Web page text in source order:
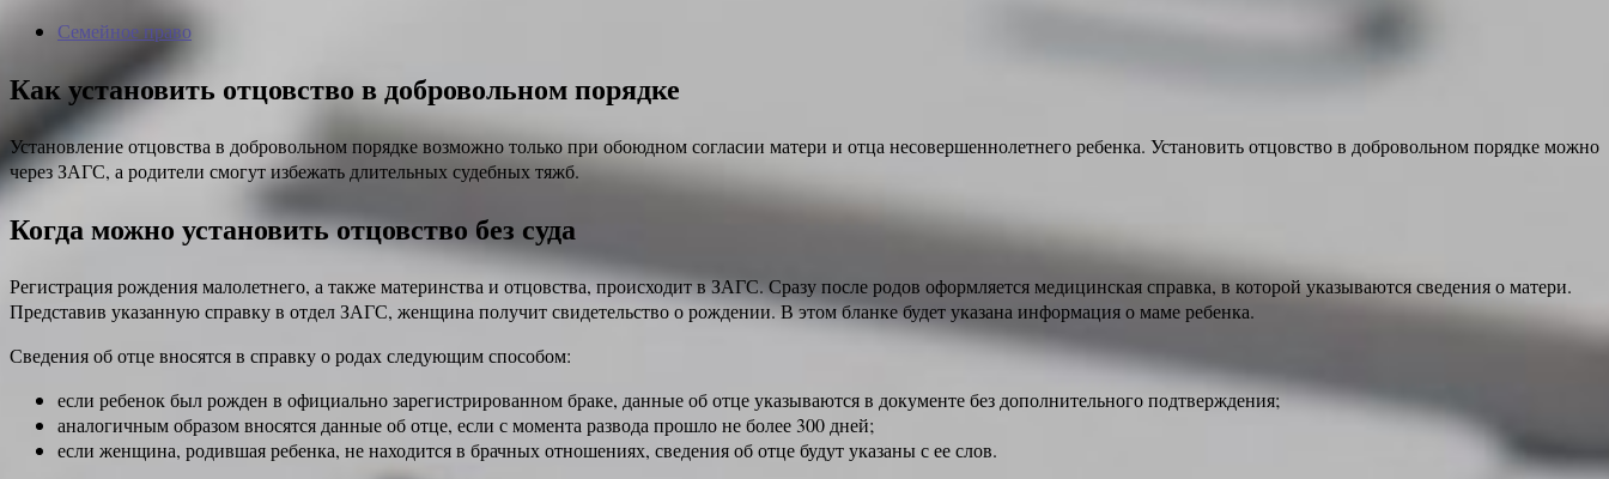
Семейное право
Как установить отцовство в добровольном порядке
Установление отцовства в добровольном порядке возможно только при обоюдном согласии матери и отца несовершеннолетнего ребенка. Установить отцовство в добровольном порядке можно
через ЗАГС, а родители смогут избежать длительных судебных тяжб.
Когда можно установить отцовство без суда
Регистрация рождения малолетнего, а также материнства и отцовства, происходит в ЗАГС. Сразу после родов оформляется медицинская справка, в которой указываются сведения о матери.
Представив указанную справку в отдел ЗАГС, женщина получит свидетельство о рождении. В этом бланке будет указана информация о маме ребенка.
Сведения об отце вносятся в справку о родах следующим способом:
если ребенок был рожден в официально зарегистрированном браке, данные об отце указываются в документе без дополнительного подтверждения;
аналогичным образом вносятся данные об отце, если с момента развода прошло не более 300 дней;
если женщина, родившая ребенка, не находится в брачных отношениях, сведения об отце будут указаны с ее слов.